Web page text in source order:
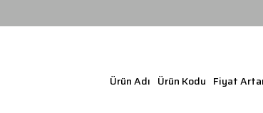
Ürün Adı Ürün Kodu Fiyat